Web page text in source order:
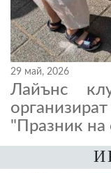
29 май, 2026
Лайънс
"Празник на